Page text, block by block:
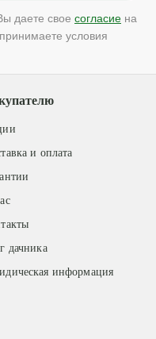
даете свое согласие на
условия
и оплата
дачника
информация